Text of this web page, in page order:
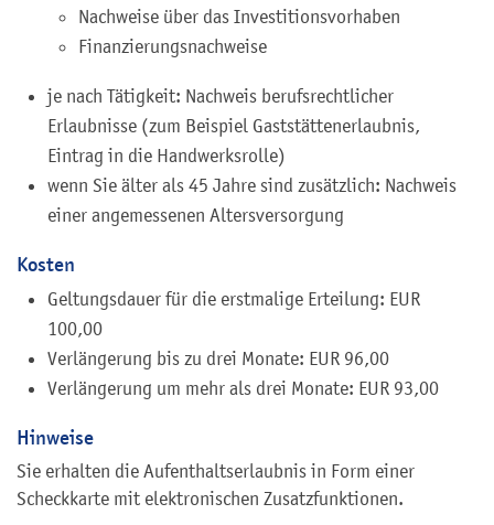
Nachweise über das Investitionsvorhaben
Finanzierungsnachweise
je nach Tätigkeit: Nachweis berufsrechtlicher
Erlaubnisse (zum Beispiel Gaststättenerlaubnis,
Eintrag in die Handwerksrolle)
wenn Sie älter als 45 Jahre sind zusätzlich: Nachweis
einer angemessenen Altersversorgung
Kosten
Geltungsdauer für die erstmalige Erteilung: EUR
100,00
Verlängerung bis zu drei Monate: EUR 96,00
Verlängerung um mehr als drei Monate: EUR 93,00
Hinweise
Sie erhalten die Aufenthaltserlaubnis in Form einer
Scheckkarte mit elektronischen Zusatzfunktionen.